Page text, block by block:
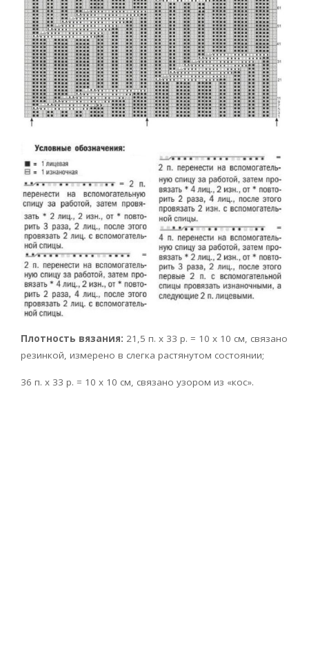
Плотность вязания: 21,5 п. х 33 р. = 10 х 10 см, связано
резинкой, измерено в слегка растянутом состоянии;
36 п. х 33 р. = 10 х 10 см, связано узором из «кос».